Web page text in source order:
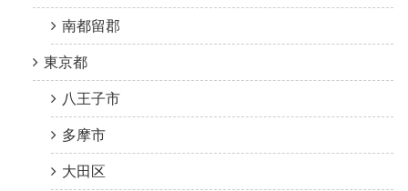
南都留郡
東京都
八王子市
多摩市
大田区